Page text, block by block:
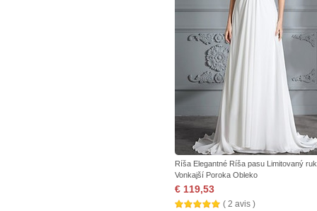
Ríša Elegantné Ríša pasu Limitovaný
Vonkajší Poroka Obleko
€ 119,53
( 2 avis )